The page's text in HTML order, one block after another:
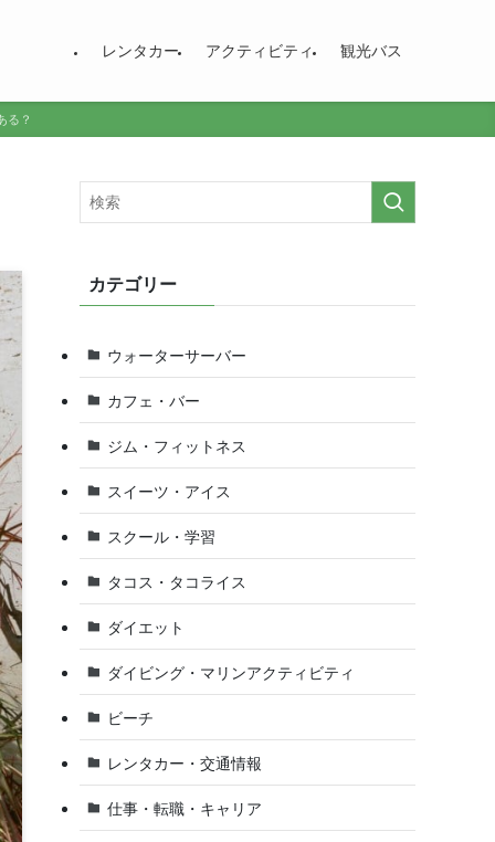
レンタカー アクティビティ 観光バス
る？
カテゴリー
ウォーターサーバー
カフェ・バー
ジム・フィットネス
スイーツ・アイス
スクール・学習
タコス・タコライス
ダイエット
ダイビング・マリンアクティビティ
ビーチ
レンタカー・交通情報
仕事・転職・キャリア